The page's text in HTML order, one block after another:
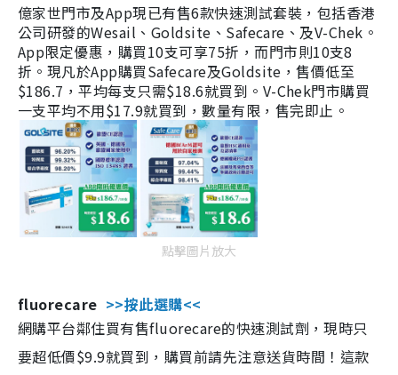
億家世門市及App現已有售6款快速測試套裝，包括香港
公司研發的Wesail、Goldsite、Safecare、及V-Chek。
App限定優惠，購買10支可享75折，而門市則10支8
折。現凡於App購買Safecare及Goldsite，售價低至
$186.7，平均每支只需$18.6就買到。V-Chek門市購買
一支平均不用$17.9就買到，數量有限，售完即止。
點擊圖片放大
fluorecare >>按此選購<<
網購平台鄰住買有售fluorecare的快速測試劑，現時只
要超低價$9.9就買到，購買前請先注意送貨時間！這款